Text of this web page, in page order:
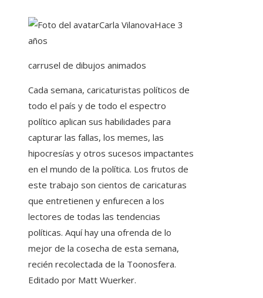
Carla VilanovaHace 3
años
carrusel de dibujos animados
Cada semana, caricaturistas políticos de
todo el país y de todo el espectro
político aplican sus habilidades para
capturar las fallas, los memes, las
hipocresías y otros sucesos impactantes
en el mundo de la política. Los frutos de
este trabajo son cientos de caricaturas
que entretienen y enfurecen a los
lectores de todas las tendencias
políticas. Aquí hay una ofrenda de lo
mejor de la cosecha de esta semana,
recién recolectada de la Toonosfera.
Editado por Matt Wuerker.